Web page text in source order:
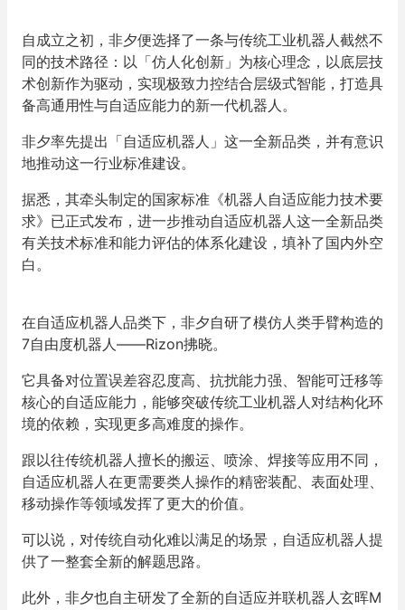
自成立之初，非夕便选择了一条与传统工业机器人截然不
同的技术路径：以「仿人化创新」为核心理念，以底层技
术创新作为驱动，实现极致力控结合层级式智能，打造具
备高通用性与自适应能力的新一代机器人。
非夕率先提出「自适应机器人」这一全新品类，并有意识
地推动这一行业标准建设。
据悉，其牵头制定的国家标准《机器人自适应能力技术要
求》已正式发布，进一步推动自适应机器人这一全新品类
有关技术标准和能力评估的体系化建设，填补了国内外空
白。
在自适应机器人品类下，非夕自研了模仿人类手臂构造的
7自由度机器人——Rizon拂晓。
它具备对位置误差容忍度高、抗扰能力强、智能可迁移等
核心的自适应能力，能够突破传统工业机器人对结构化环
境的依赖，实现更多高难度的操作。
跟以往传统机器人擅长的搬运、喷涂、焊接等应用不同，
自适应机器人在更需要类人操作的精密装配、表面处理、
移动操作等领域发挥了更大的价值。
可以说，对传统自动化难以满足的场景，自适应机器人提
供了一整套全新的解题思路。
此外，非夕也自主研发了全新的自适应并联机器人玄晖M